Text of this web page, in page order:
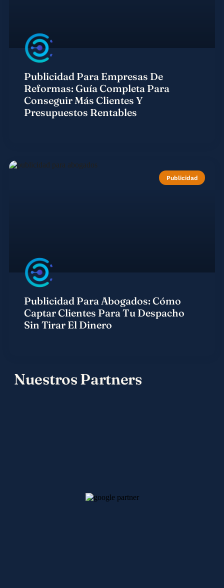
Publicidad Para Empresas De
Reformas: Guía Completa Para
Conseguir Más Clientes Y
Presupuestos Rentables
Publicidad
Publicidad Para Abogados: Cómo
Captar Clientes Para Tu Despacho
Sin Tirar El Dinero
Nuestros Partners